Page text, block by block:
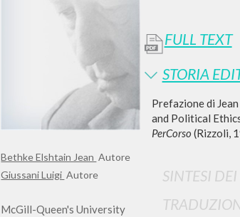
Bethke Elshtain Jean Autore
Giussani Luigi Autore
McGill-Queen's University
FULL TEXT
STORIA
Prefazione di
and Political
PerCorso (Rizzoli,
SINTESI